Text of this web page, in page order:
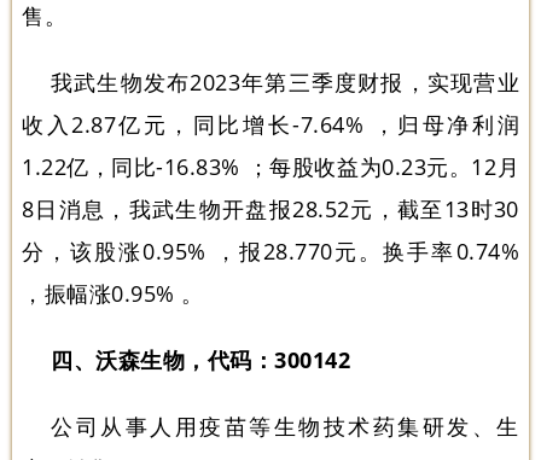
售。
我武生物发布2023年第三季度财报，实现营业
收入2.87亿元，同比增长-7.64% ，归母净利润
1.22亿，同比-16.83% ；每股收益为0.23元。12月
8日消息，我武生物开盘报28.52元，截至13时30
分，该股涨0.95% ，报28.770元。换手率0.74%
，振幅涨0.95% 。
四、沃森生物，代码：300142
公司从事人用疫苗等生物技术药集研发、生